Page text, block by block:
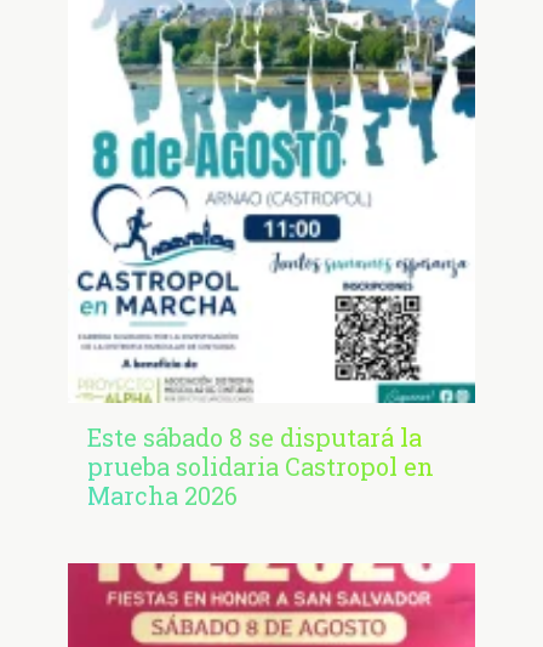
Este sábado 8 se disputará la
prueba solidaria Castropol en
Marcha 2026